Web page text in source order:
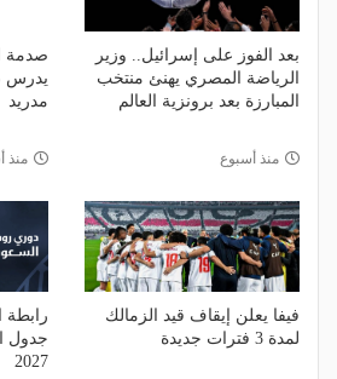
بعد الفوز على إسرائيل.. وزير
الرياضة المصري يهنئ منتخب
المبارزة بعد برونزية العالم
منذ أسبوع
صدمة
يدرس
مدريد
منذ
فيفا يعلن إيقاف قيد الزمالك
لمدة 3 فترات جديدة
رابطة
2027